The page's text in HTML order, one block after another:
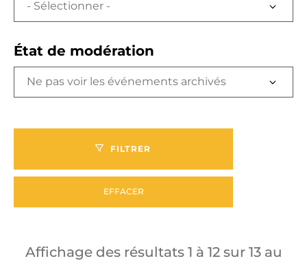
État de modération
FILTRER
EFFACER
Affichage des résultats 1 à 12sur 13au